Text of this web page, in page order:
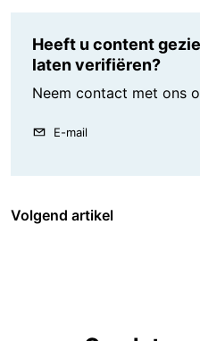
Heeft u content
laten verifiëren?
Neem contact met ons
E-mail
Volgend artikel